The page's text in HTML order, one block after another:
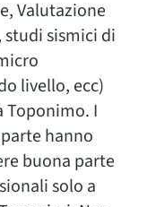
Valutazione
studi sismici di
livello, ecc)
Toponimo. I
hanno
buona parte
solo a